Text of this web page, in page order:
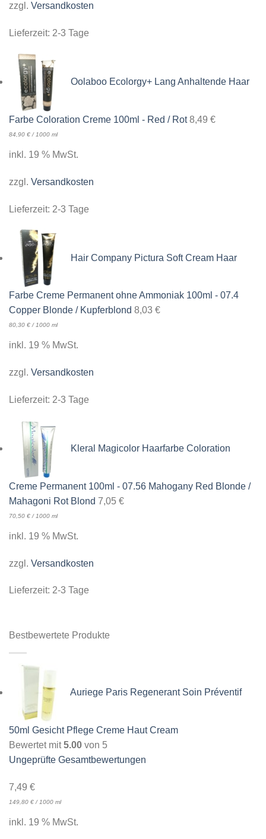
zzgl. Versandkosten
Lieferzeit: 2-3 Tage
Oolaboo Ecolorgy+ Lang Anhaltende Haar
Farbe Coloration Creme 100ml - Red / Rot 8,49 €
84,90 € / 1000 ml
inkl. 19 % MwSt.
zzgl. Versandkosten
Lieferzeit: 2-3 Tage
Hair Company Pictura Soft Cream Haar
Farbe Creme Permanent ohne Ammoniak 100ml - 07.4
Copper Blonde / Kupferblond 8,03 €
80,30 €/1000 ml
inkl. 19 % MwSt.
zzgl. Versandkosten
Lieferzeit: 2-3 Tage
Kleral Magicolor Haarfarbe Coloration
Creme Permanent 100ml - 07.56 Mahogany Red Blonde /
Mahagoni Rot Blond 7,05 €
70,50 € / 1000 ml
inkl. 19 % MwSt.
zzgl. Versandkosten
Lieferzeit: 2-3 Tage
Bestbewertete Produkte
Auriege Paris Regenerant Soin Préventif
50ml Gesicht Pflege Creme Haut Cream
Bewertet mit5.00 von 5
Ungeprüfte Gesamtbewertungen
7,49 €
149,80 € / 1000 ml
inkl. 19 % MwSt.